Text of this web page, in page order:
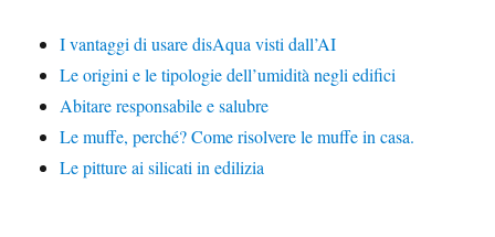
I vantaggi di usare disAqua visti dall’AI
Le origini e le tipologie dell’umidità negli edifici
Abitare responsabile e salubre
Le muffe, perché? Come risolvere le muffe in casa.
Le pitture ai silicati in edilizia